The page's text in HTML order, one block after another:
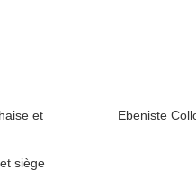
et
siège
Ebeniste